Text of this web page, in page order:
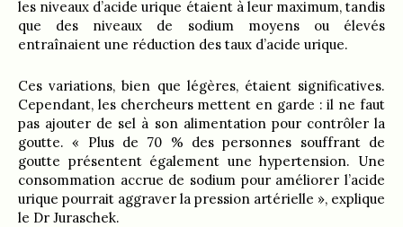
les niveaux d’acide urique étaient à leur maximum, tandis
que des niveaux de sodium moyens ou élevés
entraînaient une réduction des taux d’acide urique.
Ces variations, bien que légères, étaient significatives.
Cependant, les chercheurs mettent en garde : il ne faut
pas ajouter de sel à son alimentation pour contrôler la
goutte. « Plus de 70 % des personnes souffrant de
goutte présentent également une hypertension. Une
consommation accrue de sodium pour améliorer l’acide
urique pourrait aggraver la pression artérielle », explique
le Dr Juraschek.